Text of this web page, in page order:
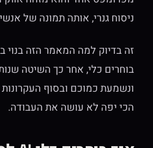
ניסוח גנרי, אותה תמונה של
זה בדיוק למה המאמר הזה בנוי
בוחרים כלי, אחר כך השיטה
ונשמעת כמוכם ובסוף
הכי יפה לא עושה את העבודה.